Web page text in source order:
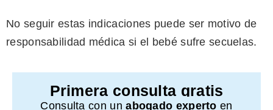
No seguir estas indicaciones puede ser motivo de
responsabilidad médica si el bebé sufre secuelas.
Primera consulta gratis
Consulta con unabogado experto en